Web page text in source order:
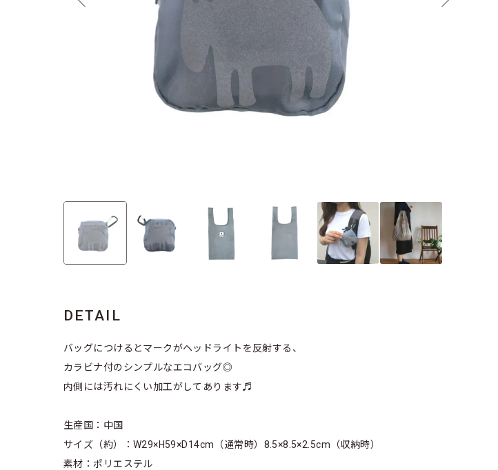
DETAIL
バッグにつけるとマークがヘッドライトを反射する、
カラビナ付のシンプルなエコバッグ◎
内側には汚れにくい加工がしてあります♬
生産国：中国
サイズ（約）：W29×H59×D14cm（通常時）8.5×8.5×2.5cm（収納時）
素材：ポリエステル